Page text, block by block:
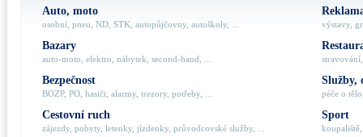
Auto, moto
osobní, pneu, ND, STK, autopůjčovny, autoškoly, ...
Bazary
auto-moto, elektro, nábytek, second-hand, ...
Bezpečnost
BOZP, PO, hasiči, alarmy, trezory, potřeby, ...
Cestovní ruch
zájezdy, pobyty, letenky, jízdenky, průvodcovské služby, ...
výstavy,
Služby,
péče o
Sport